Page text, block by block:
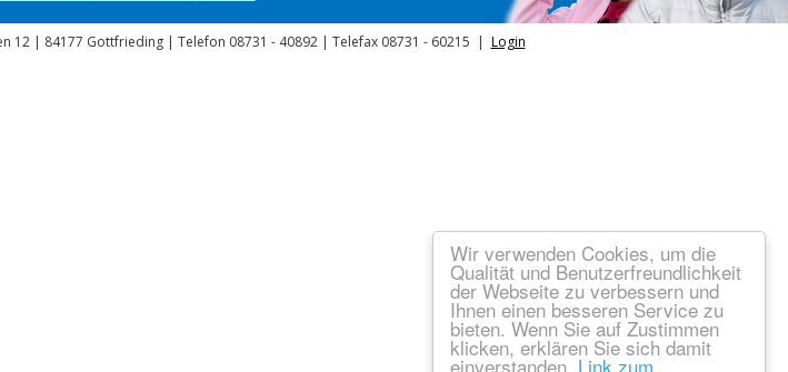
Wir verwenden Cookies, um die
Qualität und Benutzerfreundlichkeit
der Webseite zu verbessern und
Ihnen einen besseren Service zu
bieten. Wenn Sie auf Zustimmen
klicken, erklären Sie sich damit
einverstanden. Link zum
12 | 84177 Gottfrieding | Telefon 08731 - 40892 | Telefax 08731 - 60215 | Login